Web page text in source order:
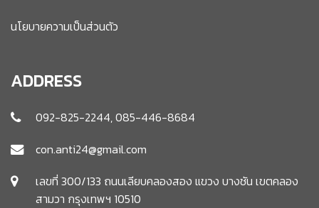
นโยบายความเป็นส่วนตัว
ADDRESS
092-825-2244, 085-446-8684
con.anti24@gmail.com
เลขที่ 300/133 ถนนเลียบคลองสอง แขวง บางชัน เขตคลอง
สามวา กรุงเทพฯ 10510